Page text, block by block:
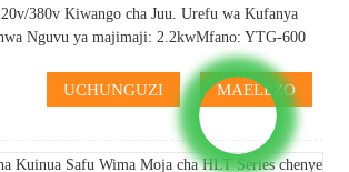
380v Kiwango cha Juu. Urefu wa Kufanya
Nguvu ya majimaji: 2.2kwMfano: YTG-600
UCHUNGUZI MAELEZO